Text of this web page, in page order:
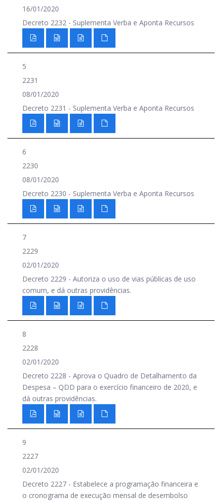
16/01/2020
Decreto 2232 - Suplementa Verba e Aponta Recursos
5
2231
08/01/2020
Decreto 2231 - Suplementa Verba e Aponta Recursos
6
2230
08/01/2020
Decreto 2230 - Suplementa Verba e Aponta Recursos
7
2229
02/01/2020
Decreto 2229 - Autoriza o uso de vias públicas de uso
comum, e dá outras providências.
8
2228
02/01/2020
Decreto 2228 - Aprova o Quadro de Detalhamento da
Despesa – QDD para o exercício financeiro de 2020, e
dá outras providências.
9
2227
02/01/2020
Decreto 2227 - Estabelece a programação financeira e
o cronograma de execução mensal de desembolso